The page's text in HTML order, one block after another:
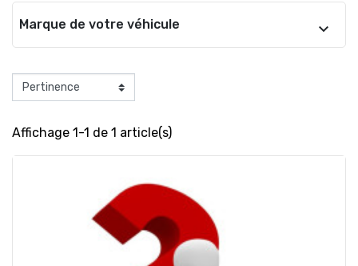
Marque de votre véhicule
Affichage 1-1 de 1 article(s)